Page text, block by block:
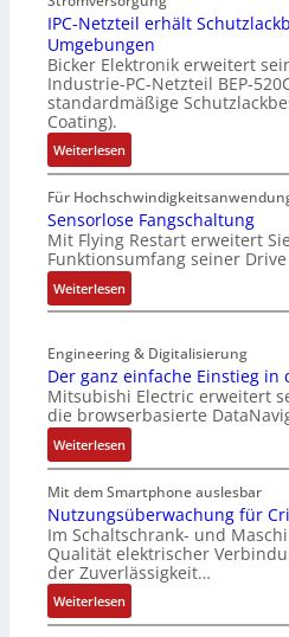
l
o
s
e
M
u
l
t
i
t
u
r
n
-
i
t
E
n
c
o
d
e
r
b
e
s
s
e
r
t
e
L
a
e
r
t
i
a
n
g
u
l
a
t
i
o
n
IPC-Netzteil erhält
Umgebungen
Bicker Elektronik erweitert
Industrie-PC-Netzteil BEP-
standardmäßige
Coating).
Weiterlesen:
I
P
C
N
t
t
e
i
l
e
r
h
ä
l
S
c
h
Für
Sensorlose Fangschaltung
Mit Flying Restart erweitert
Funktionsumfang seiner
Weiterlesen:
S
n
s
o
r
l
o
s
e
F
a
n
g
s
Engineering & Digitalisierung
Der ganz einfache Einstieg in
Mitsubishi Electric erweitert
die browserbasierte
Weiterlesen:
D
e
r
g
a
n
z
e
Mit dem Smartphone auslesbar
Nutzungsüberwachung für
Im Schaltschrank- und
Qualität elektrischer
der Zuverlässigkeit…
Weiterlesen:
N